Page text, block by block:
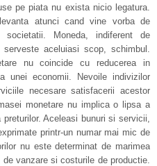
pe piata nu exista nicio legatura.
atunci cand vine vorba de
societatii. Moneda, indiferent de
aceluiasi scop, schimbul.
nu coincide cu reducerea in
unei economii. Nevoile indivizilor
necesare satisfacerii acestor
monetare nu implica o lipsa a
preturilor. Aceleasi bunuri si servicii,
printr-un numar mai mic de
nu este determinat de marimea
vanzare si costurile de productie.